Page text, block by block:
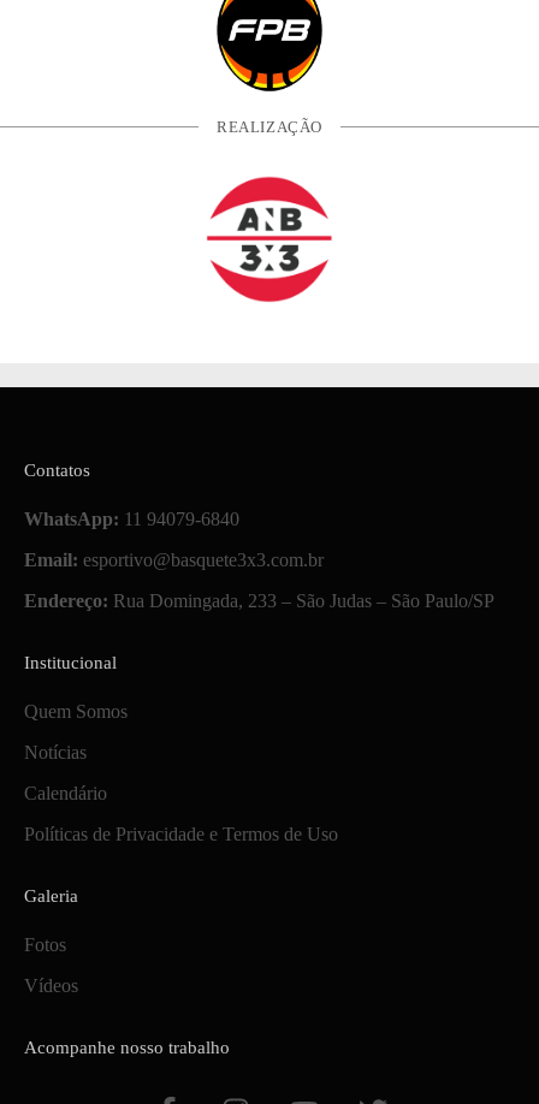
REALIZAÇÃO
Contatos
WhatsApp: 11 94079-6840
Email: esportivo@basquete3x3.com.br
Endereço: Rua Domingada, 233 – São Judas – São Paulo/SP
Institucional
Quem Somos
Notícias
Calendário
Políticas de Privacidade e Termos de Uso
Galeria
Fotos
Vídeos
Acompanhe nosso trabalho